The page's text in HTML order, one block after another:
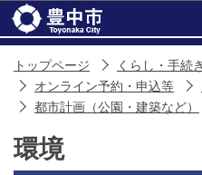
トップページ くらし・手続き
オンライン予約・申込等
都市計画（公園・建築など）
環境